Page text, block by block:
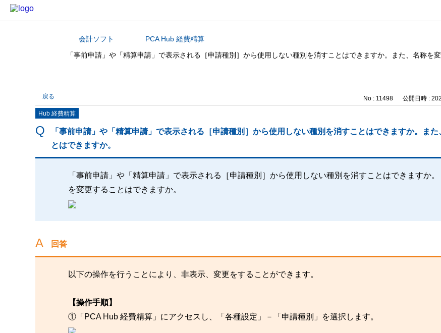
カテゴリから探す
会計ソフト
PCA Hub 経費精算
「事前申請」や「精算申請」で表示される［申請種別］から使用しない種別を消すことはできますか。また、名称を
戻る No : 11498 公開日時 :
Hub 経費精算
「事前申請」や「精算申請」で表示される［申請種別］から使用しない種別を消すことはできますか。また
とはできますか。
「事前申請」や「精算申請」で表示される［申請種別］から使用しない種別を消すことはできますか
を変更することはできますか。
回答
以下の操作を行うことにより、非表示、変更をすることができます。
【操作手順】
①「PCA Hub 経費精算」にアクセスし、「各種設定」－「申請種別」を選択します。